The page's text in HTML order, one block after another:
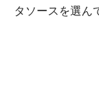
タソースを選ん